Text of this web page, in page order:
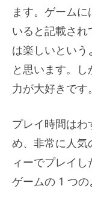
ます。ゲーム
いると記載され
は楽しいとい
と思います。
力が大好きです。
プレイ時間はわ
め、非常に人気
ィーでプレイ
ゲームの 1 つの